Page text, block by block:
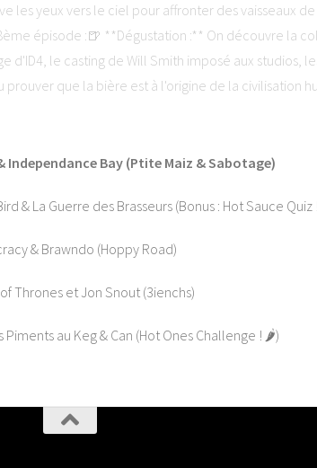
les yeux vers le ciel pour affronter des
épisode :🍺 **Dégustation :** On découvre la
d'ID4, le casting de Will Smith imposé aux
que la bière est à l'origine de la civilisation
Independance Bay (Ptite Maiz & Sabotage)
& La Guerre des Brasseurs (Bonus : Hot Sauce Quiz
& Brawndo (Hoppy Road)
Thrones et Jon Snout (3ienchs)
au Keg & Can (Hot Ones Challenge ! 🌶️)